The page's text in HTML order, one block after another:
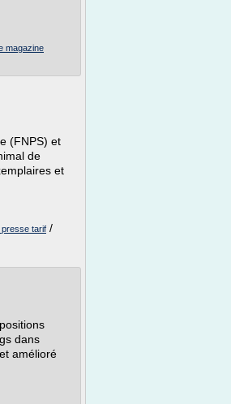
magazine
(FNPS) et
de
et
presse tarif /
dans
amélioré